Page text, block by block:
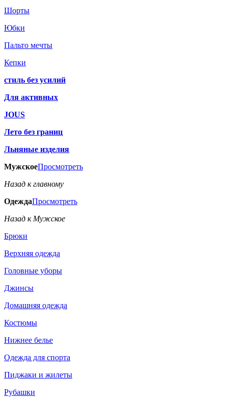
Шорты
Юбки
Пальто мечты
Кепки
стиль без усилий
Для активных
JOUS
Лето без границ
Льняные изделия
МужскоеПросмотреть
Назад к главному
ОдеждаПросмотреть
Назад к Мужское
Брюки
Верхняя одежда
Головные уборы
Джинсы
Домашняя одежда
Костюмы
Нижнее белье
Одежда для спорта
Пиджаки и жилеты
Рубашки